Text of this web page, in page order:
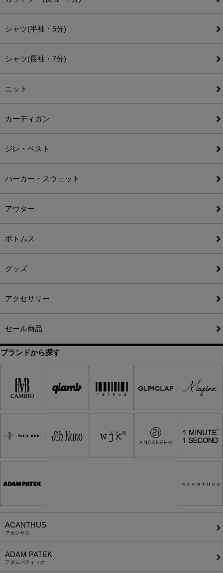
シャツ(半袖・5分)
シャツ(長袖・7分)
ニット
カーディガン
ジレ・ベスト
パーカー・スウェット
アウター
ボトムス
グッズ
アクセサリー
セール商品
ブランドから探す
ACANTHUS
アカンサス
ADAM PATEK
アダムパティック